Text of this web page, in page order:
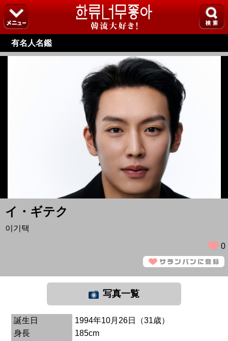
有名人名鑑
イ・ギテク
이기택
0
写真一覧
誕生日
1994年10月26日（31歳）
身長
185cm